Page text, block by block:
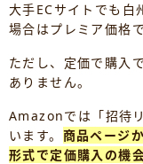
大手ECサイトでも白
場合はプレミア価格
ただし、定価で購入
ありません。
Amazonでは「招待
います。 商品ページ
形式で定価購入の機